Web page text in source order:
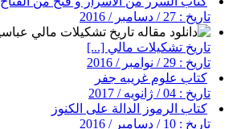
تاریخ : 27 / دسامبر / 2016
تاريخ تشكيلات مالي [...]
تاریخ : 29 / نوامبر / 2016
کتاب علوم غریبه جفر
تاریخ : 04 / ژانویه / 2017
کتاب الرموز الدالة على الكنوز
تاریخ : 10 / دسامبر / 2016